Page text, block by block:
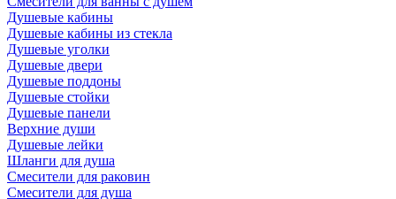
Душевые кабины
Душевые кабины из стекла
Душевые уголки
Душевые двери
Душевые поддоны
Душевые стойки
Душевые панели
Верхние души
Душевые лейки
Шланги для душа
Смесители для раковин
Смесители для душа